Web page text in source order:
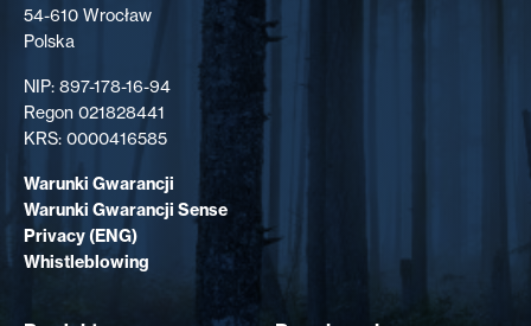
54-610 Wrocław
Polska
NIP: 897-178-16-94
Regon 021828441
KRS: 0000416585
Warunki Gwarancji
Warunki Gwarancji Sense
Privacy (ENG)
Whistleblowing